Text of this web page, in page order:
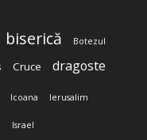
biserică Botezul
Cruce dragoste
Icoana Ierusalim
Israel